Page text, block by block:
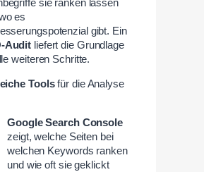
sie ranken lassen
es
gibt. Ein
Audit liefert die Grundlage
weiteren Schritte.
Toolsfür die Analyse
Google Search Console
zeigt, welche Seiten bei
welchen Keywords ranken
und wie oft sie geklickt